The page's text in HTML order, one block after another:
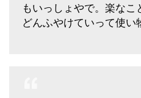
もいっしょやで。楽な
どんふやけていって使